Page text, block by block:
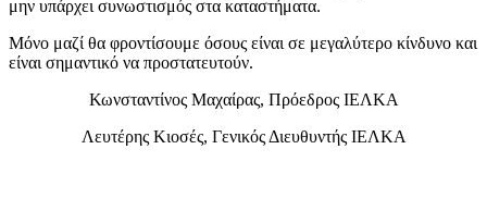
μην υπάρχει συνωστισμός στα καταστήματα.
Μόνο μαζί θα φροντίσουμε όσους είναι σε μεγαλύτερο κίνδυνο και
είναι σημαντικό να προστατευτούν.
Κωνσταντίνος Μαχαίρας, Πρόεδρος ΙΕΛΚΑ
Λευτέρης Κιοσές, Γενικός Διευθυντής ΙΕΛΚΑ